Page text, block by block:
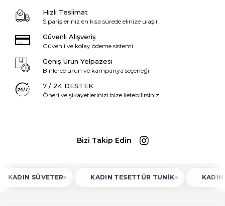
Hızlı Teslimat
Siparişleriniz en kısa sürede elinize ulaşır.
Güvenli Alışveriş
Güvenli ve kolay ödeme sistemi
Geniş Ürün Yelpazesi
Binlerce ürün ve kampanya seçeneği
7 / 24 DESTEK
Öneri ve şikayetlerinizi bize iletebilirsiniz.
Bizi Takip Edin
SÜVETER KADIN TESETTÜR TUNIK KADIN ATLET